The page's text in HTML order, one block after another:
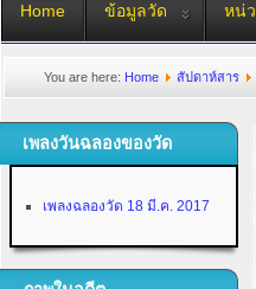
Home ข้อมูลวัด หน่
You are here: Home สัปดาห์สาร
เพลงวันฉลองของวัด
เพลงฉลองวัด 18 มี.ค. 2017